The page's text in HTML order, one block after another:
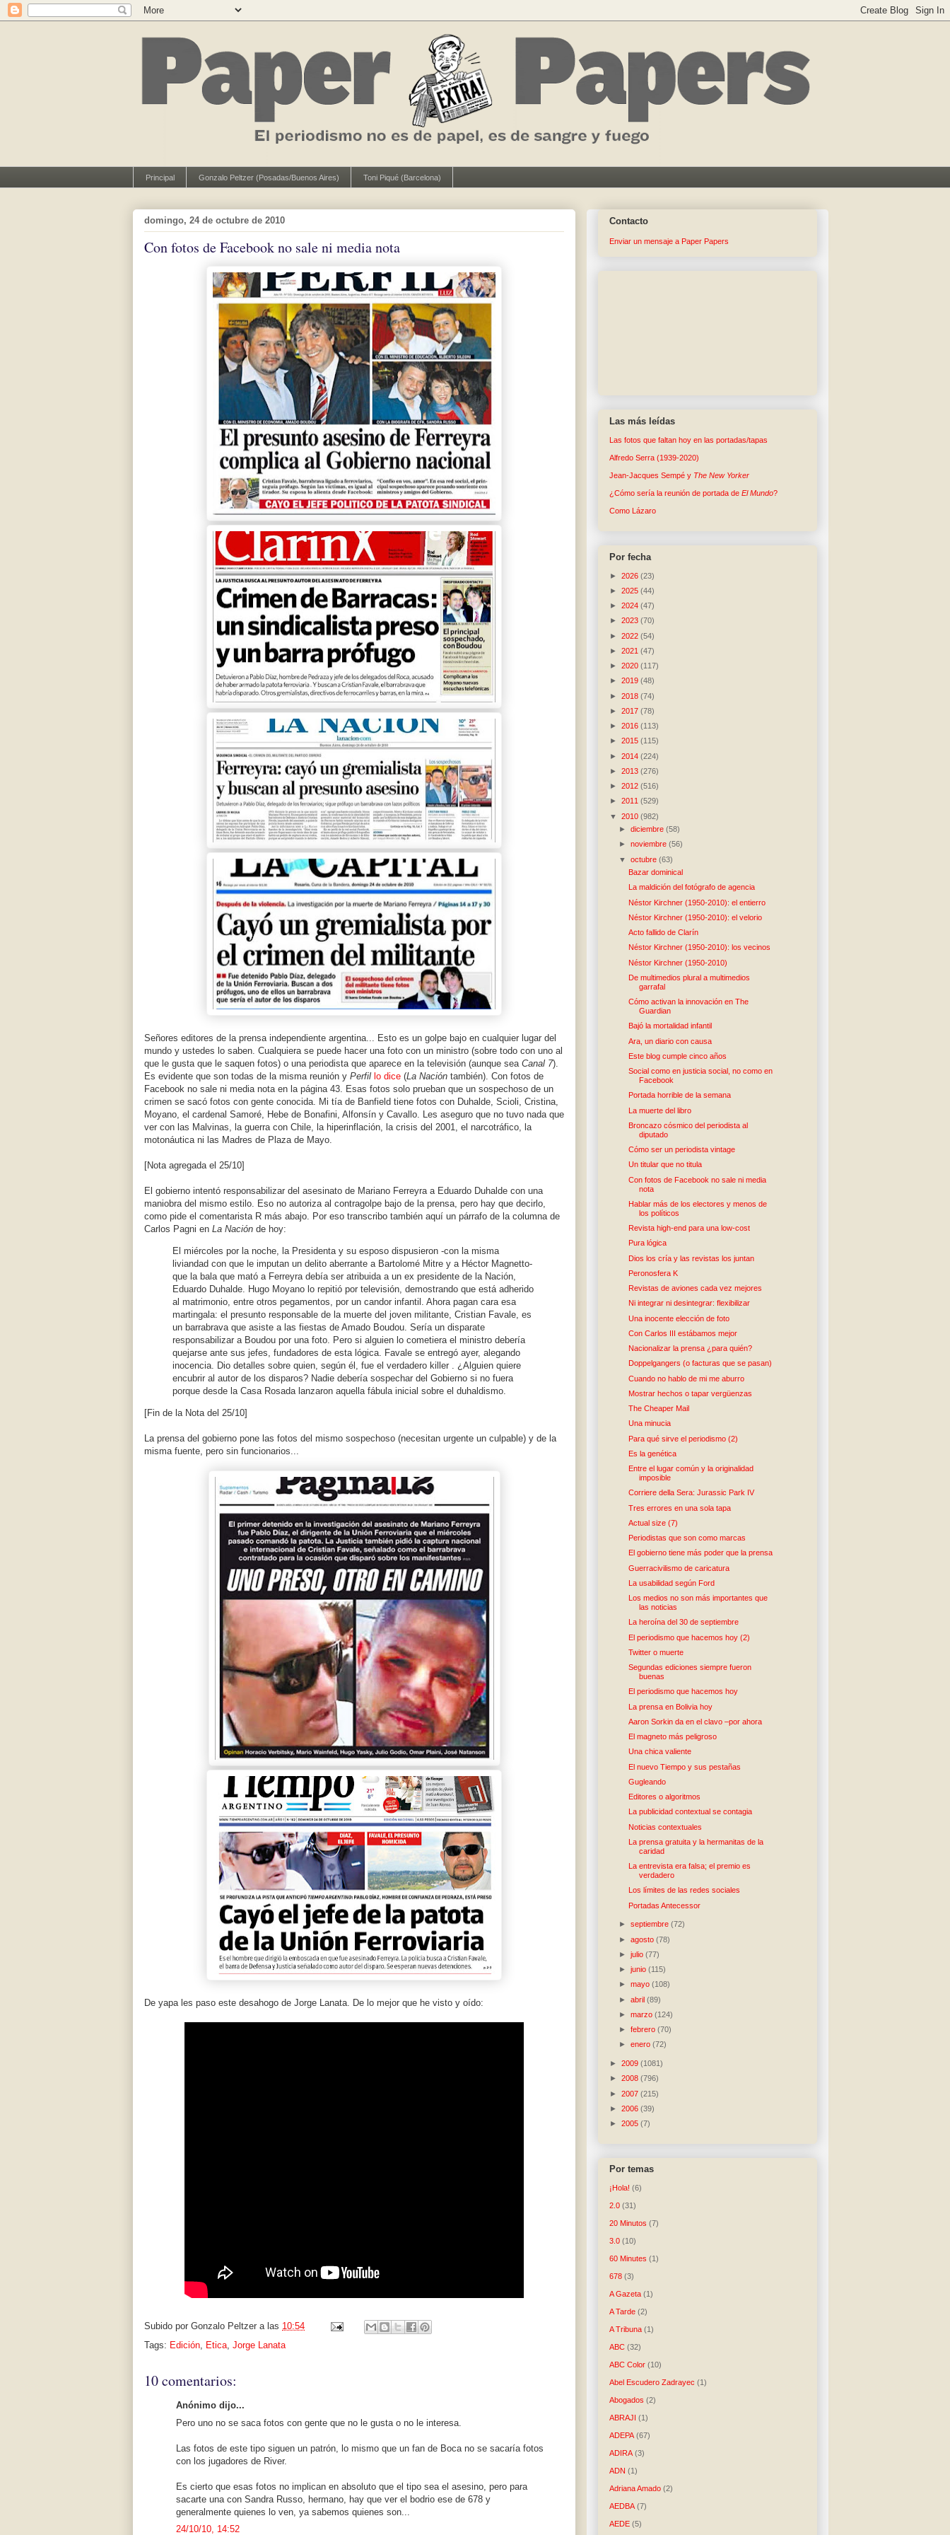
Principal Gonzalo Peltzer (Posadas/Buenos Aires) Toni Piqué (Barcelona)
domingo, 24 de octubre de 2010
Con fotos de Facebook no sale ni media nota
Señores editores de la prensa independiente argentina... Esto es un golpe bajo en cualquier lugar del
mundo y ustedes lo saben. Cualquiera se puede hacer una foto con un ministro (sobre todo con uno al
que le gusta que le saquen fotos) o una periodista que aparece en la televisión (aunque sea Canal 7).
Es evidente que son todas de la misma reunión y Perfil lo dice (La Nación también). Con fotos de
Facebook no sale ni media nota en la página 43. Esas fotos solo prueban que un sospechoso de un
crimen se sacó fotos con gente conocida. Mi tía de Banfield tiene fotos con Duhalde, Scioli, Cristina,
Moyano, el cardenal Samoré, Hebe de Bonafini, Alfonsín y Cavallo. Les aseguro que no tuvo nada que
ver con las Malvinas, la guerra con Chile, la hiperinflación, la crisis del 2001, el narcotráfico, la
motonáutica ni las Madres de Plaza de Mayo.
[Nota agregada el 25/10]
El gobierno intentó responsabilizar del asesinato de Mariano Ferreyra a Eduardo Duhalde con una
maniobra del mismo estilo. Eso no autoriza al contragolpe bajo de la prensa, pero hay que decirlo,
como pide el comentarista R más abajo. Por eso transcribo también aquí un párrafo de la columna de
Carlos Pagni en La Nación de hoy:
El miércoles por la noche, la Presidenta y su esposo dispusieron -con la misma
liviandad con que le imputan un delito aberrante a Bartolomé Mitre y a Héctor Magnetto-
que la bala que mató a Ferreyra debía ser atribuida a un ex presidente de la Nación,
Eduardo Duhalde. Hugo Moyano lo repitió por televisión, demostrando que está adherido
al matrimonio, entre otros pegamentos, por un candor infantil. Ahora pagan cara esa
martingala: el presunto responsable de la muerte del joven militante, Cristian Favale, es
un barrabrava que asiste a las fiestas de Amado Boudou. Sería un disparate
responsabilizar a Boudou por una foto. Pero si alguien lo cometiera el ministro debería
quejarse ante sus jefes, fundadores de esta lógica. Favale se entregó ayer, alegando
inocencia. Dio detalles sobre quien, según él, fue el verdadero killer . ¿Alguien quiere
encubrir al autor de los disparos? Nadie debería sospechar del Gobierno si no fuera
porque desde la Casa Rosada lanzaron aquella fábula inicial sobre el duhaldismo.
[Fin de la Nota del 25/10]
La prensa del gobierno pone las fotos del mismo sospechoso (necesitan urgente un culpable) y de la
misma fuente, pero sin funcionarios...
De yapa les paso este desahogo de Jorge Lanata. De lo mejor que he visto y oído:
Subido por Gonzalo Peltzer a las 10:54
Tags: Edición, Etica, Jorge Lanata
10 comentarios:
Anónimo dijo...
Pero uno no se saca fotos con gente que no le gusta o no le interesa.
Las fotos de este tipo siguen un patrón, lo mismo que un fan de Boca no se sacaría fotos
con los jugadores de River.
Es cierto que esas fotos no implican en absoluto que el tipo sea el asesino, pero para
sacarte una con Sandra Russo, hermano, hay que ver el bodrio ese de 678 y
generalmente quienes lo ven, ya sabemos quienes son...
24/10/10, 14:52
Contacto
Enviar un mensaje a Paper Papers
Las más leídas
Las fotos que faltan hoy en las portadas/tapas
Alfredo Serra (1939-2020)
Jean-Jacques Sempé y The New Yorker
¿Cómo sería la reunión de portada de El Mundo?
Como Lázaro
Por fecha
► 2026 (23)
► 2025 (44)
► 2024 (47)
► 2023 (70)
► 2022 (54)
► 2021 (47)
► 2020 (117)
► 2019 (48)
► 2018 (74)
► 2017 (78)
► 2016 (113)
► 2015 (115)
► 2014 (224)
► 2013 (276)
► 2012 (516)
► 2011 (529)
▼ 2010 (982)
►diciembre(58)
►noviembre(56)
▼octubre(63)
Bazar dominical
La maldición del fotógrafo de agencia
Néstor Kirchner (1950-2010): el entierro
Néstor Kirchner (1950-2010): el velorio
Acto fallido de Clarín
Néstor Kirchner (1950-2010): los vecinos
Néstor Kirchner (1950-2010)
De multimedios plural a multimedios
garrafal
Cómo activan la innovación en The
Guardian
Bajó la mortalidad infantil
Ara, un diario con causa
Este blog cumple cinco años
Social como en justicia social, no como en
Facebook
Portada horrible de la semana
La muerte del libro
Broncazo cósmico del periodista al
diputado
Cómo ser un periodista vintage
Un titular que no titula
Con fotos de Facebook no sale ni media
nota
Hablar más de los electores y menos de
los políticos
Revista high-end para una low-cost
Pura lógica
Dios los cría y las revistas los juntan
Peronosfera K
Revistas de aviones cada vez mejores
Ni integrar ni desintegrar: flexibilizar
Una inocente elección de foto
Con Carlos III estábamos mejor
Nacionalizar la prensa ¿para quién?
Doppelgangers (o facturas que se pasan)
Cuando no hablo de mi me aburro
Mostrar hechos o tapar vergüenzas
The Cheaper Mail
Una minucia
Para qué sirve el periodismo (2)
Es la genética
Entre el lugar común y la originalidad
imposible
Corriere della Sera: Jurassic Park IV
Tres errores en una sola tapa
Actual size (7)
Periodistas que son como marcas
El gobierno tiene más poder que la prensa
Guerracivilismo de caricatura
La usabilidad según Ford
Los medios no son más importantes que
las noticias
La heroína del 30 de septiembre
El periodismo que hacemos hoy (2)
Twitter o muerte
Segundas ediciones siempre fueron
buenas
El periodismo que hacemos hoy
La prensa en Bolivia hoy
Aaron Sorkin da en el clavo –por ahora
El magneto más peligroso
Una chica valiente
El nuevo Tiempo y sus pestañas
Gugleando
Editores o algoritmos
La publicidad contextual se contagia
Noticias contextuales
La prensa gratuita y la hermanitas de la
caridad
La entrevista era falsa; el premio es
verdadero
Los límites de las redes sociales
Portadas Antecessor
►septiembre(72)
►agosto(78)
►julio(77)
►junio(115)
►mayo(108)
►abril(89)
►marzo(124)
►febrero(70)
►enero(72)
► 2009 (1081)
► 2008 (796)
► 2007 (215)
► 2006 (39)
► 2005 (7)
Por temas
¡Hola! (6)
2.0 (31)
20 Minutos (7)
3.0 (10)
60 Minutes (1)
678 (3)
A Gazeta (1)
A Tarde (2)
A Tribuna (1)
ABC (32)
ABC Color (10)
Abel Escudero Zadrayec (1)
Abogados (2)
ABRAJI (1)
ADEPA (67)
ADIRA (3)
ADN (1)
Adriana Amado (2)
AEDBA (7)
AEDE (5)